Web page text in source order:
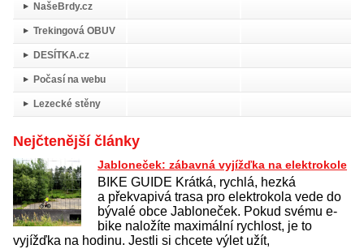
NašeBrdy.cz
Trekingová OBUV
DESÍTKA.cz
Počasí na webu
Lezecké stěny
Nejčtenější články
Jabloneček: zábavná vyjížďka na elektrokole
BIKE GUIDE Krátká, rychlá, hezká
a překvapivá trasa pro elektrokola vede do
bývalé obce Jabloneček. Pokud svému e-
bike naložíte maximální rychlost, je to
vyjížďka na hodinu. Jestli si chcete výlet užít,